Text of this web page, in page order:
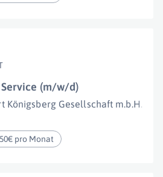
(m/w/d)
Königsberg Gesellschaft m.b.H.
pro Monat